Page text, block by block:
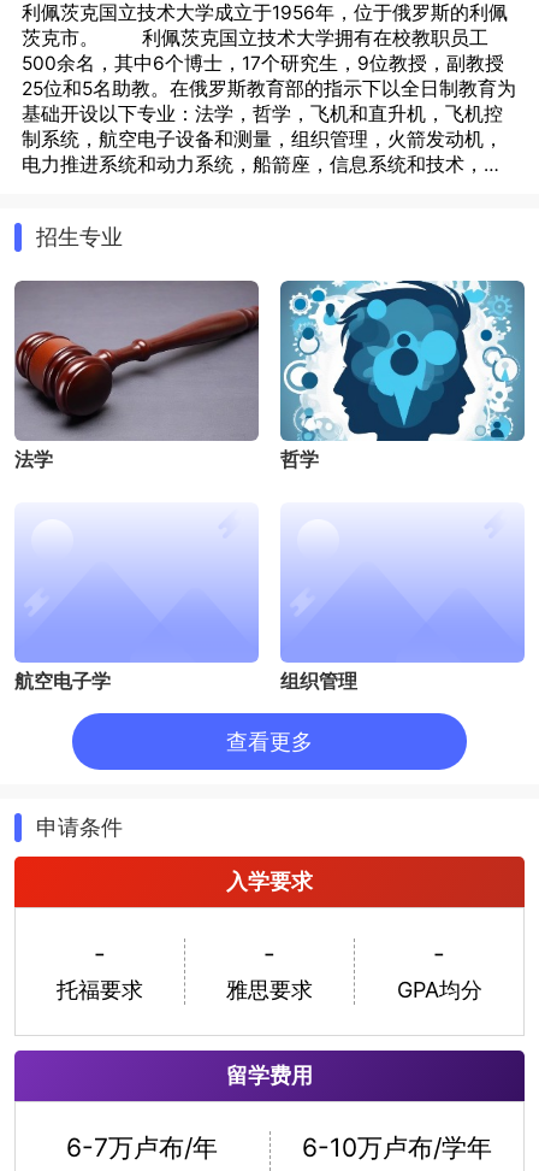
利佩茨克国立技术大学成立于1956年，位于俄罗斯的利佩
茨克市。 利佩茨克国立技术大学拥有在校教职员工
500余名，其中6个博士，17个研究生，9位教授，副教授
25位和5名助教。在俄罗斯教育部的指示下以全日制教育为
基础开设以下专业：法学，哲学，飞机和直升机，飞机控
制系统，航空电子设备和测量，组织管理，火箭发动机，
电力推进系统和动力系统，船箭座，信息系统和技术，建
统，经济与管理等。利 佩茨克国立技术大学设有专门
馆，篮球场，网球场，学生宿舍。使得学生们在紧张的学
习之余，得到充分的休息和锻练。
业之一，大学设有机械与机电学院和工业机械学院，涉及
施，包括多媒体教室，实验室，图书馆等。大学还与多家
企业合作，建立了实践基地为学生提供实习机会和就业岗
位。注重国际交流，与多个国家的高校开展合作交流项
目，包括中国，德国，英国等国家的知名大学。大学还开
设多门英语授课课程，为学生提供国际化教育。
利佩茨克国立技术大学每年招收本科生和研究生，要求学
生在统一考试中取得一定的成绩。大学还为优秃学生提供
奖学金和免学费等优惠政策。
招生专业
法学 哲学
航空电子学 组织管理
信息系统专业 经济与管理
查看更多
申请条件
入学要求
-
托福要求
-
雅思要求
-
GPA均分
留学费用
6-7万卢布/年 6-10万卢布/学年